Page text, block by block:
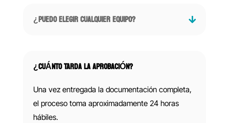
¿PUEDO ELEGIR CUALQUIER EQUIPO?
¿CUÁNTO TARDA LA APROBACIÓN?
Una vez entregada la documentación completa,
el proceso toma aproximadamente 24 horas
hábiles.